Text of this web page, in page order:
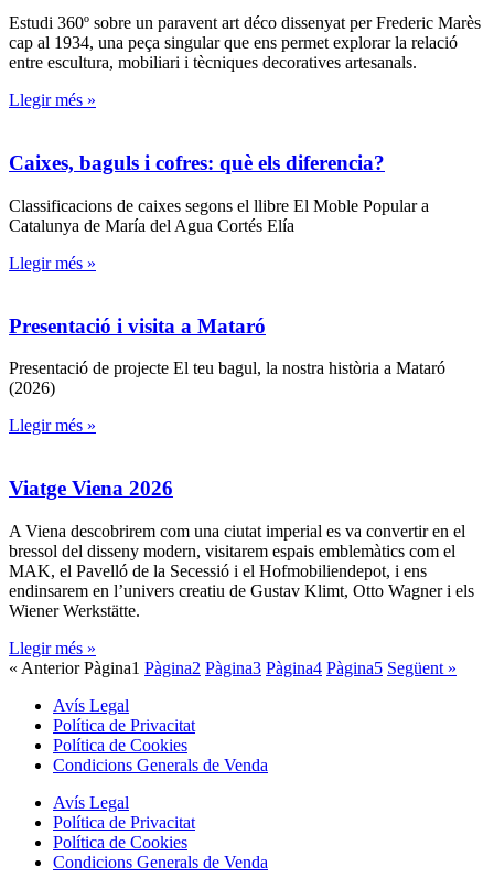
Estudi 360º sobre un paravent art déco dissenyat per Frederic Marès
cap al 1934, una peça singular que ens permet explorar la relació
entre escultura, mobiliari i tècniques decoratives artesanals.
Llegir més »
Caixes, baguls i cofres: què els diferencia?
Classificacions de caixes segons el llibre El Moble Popular a
Catalunya de María del Agua Cortés Elía
Llegir més »
Presentació i visita a Mataró
Presentació de projecte El teu bagul, la nostra història a Mataró
(2026)
Llegir més »
Viatge Viena 2026
A Viena descobrirem com una ciutat imperial es va convertir en el
bressol del disseny modern, visitarem espais emblemàtics com el
MAK, el Pavelló de la Secessió i el Hofmobiliendepot, i ens
endinsarem en l’univers creatiu de Gustav Klimt, Otto Wagner i els
Wiener Werkstätte.
Llegir més »
« Anterior Pàgina1 Pàgina2 Pàgina3 Pàgina4 Pàgina5 Següent »
Avís Legal
Política de Privacitat
Política de Cookies
Condicions Generals de Venda
Avís Legal
Política de Privacitat
Política de Cookies
Condicions Generals de Venda